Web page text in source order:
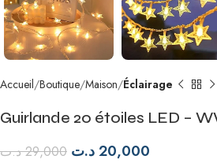
Accueil Boutique Maison Éclairage
Guirlande 20 étoiles LED –
29,000 د.ت 20,000د.ت